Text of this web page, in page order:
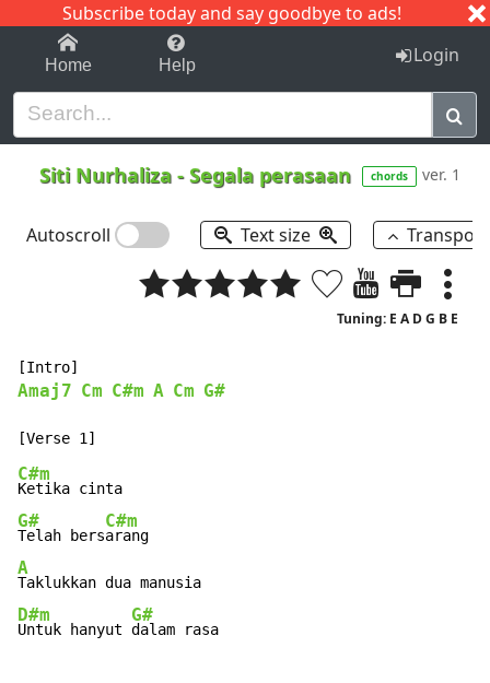
Subscribe today and say goodbye to ads!
1-9 C I J
Home Help Login
Siti Nurhaliza -Segala perasaan chords ver. 1
Autoscroll Text size
Tuning: E A D G B E
Amaj7 Cm C#m A Cm G#
C#m
G#
Telah bers
C#m
A
D#m
Untuk hanyut
G#
dalam rasa